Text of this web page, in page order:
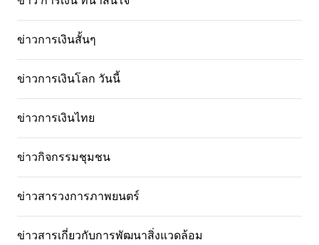
ข่าวการเงินสั้นๆ
ข่าวการเงินโลก วันนี้
ข่าวการเงินไทย
ข่าวกิจกรรมชุมชน
ข่าวสารวงการภาพยนตร์
ข่าวสารเกี่ยวกับการพัฒนาสิ่งแวดล้อม